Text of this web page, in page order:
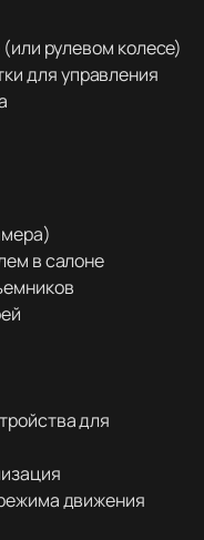
рулевом колесе)
для управления
в салоне
для
движения